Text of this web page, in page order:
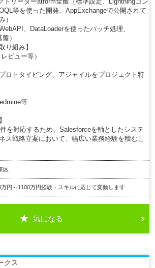
等を使った開発、AppExchangeで公開されて
）
、DataLoaderを使ったバッチ処理、
）
り組み】
ビュー等）
ロトタイピング、アジャイルをプロジェクト特
等
を対応するため、Salesforceを軸としたシステ
ス戦略立案において、幅広い業務経験を積むこ
区
円～1100万円経験・スキルに応じて変動します
気になる
クス